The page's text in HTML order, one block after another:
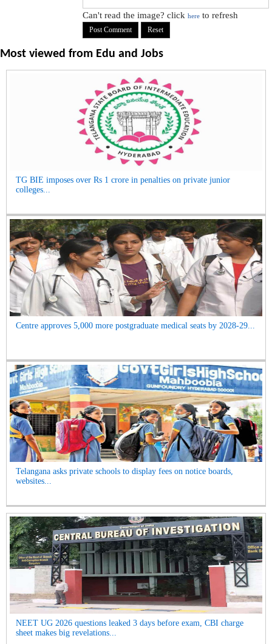
Can't read the image? clickhere to refresh
Most viewed from Edu and Jobs
TG BIE imposes over Rs 1 crore in penalties on private junior
colleges...
Centre approves 5,000 more postgraduate medical seats by 2028-29...
Telangana asks private schools to display fees on notice boards,
websites...
NEET UG 2026 questions leaked 3 days before exam, CBI charge
sheet makes big revelations...